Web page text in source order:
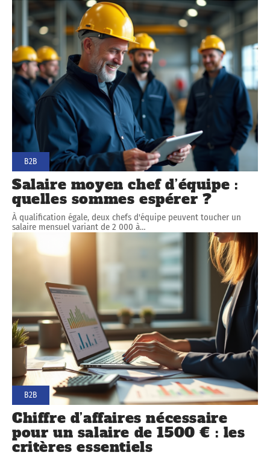
B2B
Salaire moyen chef d’équipe :
quelles sommes espérer ?
À qualification égale, deux chefs d'équipe peuvent toucher un
salaire mensuel variant de 2 000 à…
B2B
Chiffre d’affaires nécessaire
pour un salaire de 1500 € : les
critères essentiels